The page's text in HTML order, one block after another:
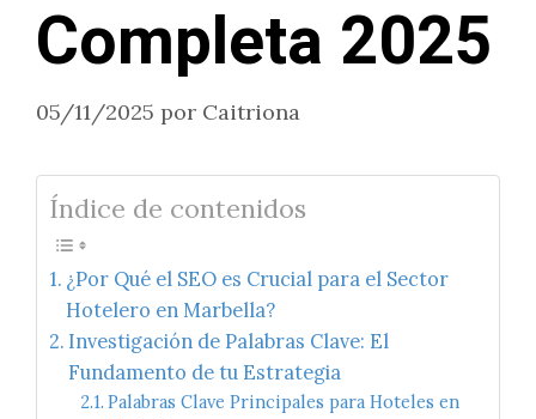
Completa 2025
05/11/2025 por Caitriona
Índice de contenidos
¿Por Qué el SEO es Crucial para el Sector
Hotelero en Marbella?
Investigación de Palabras Clave: El
Fundamento de tu Estrategia
Palabras Clave Principales para Hoteles en